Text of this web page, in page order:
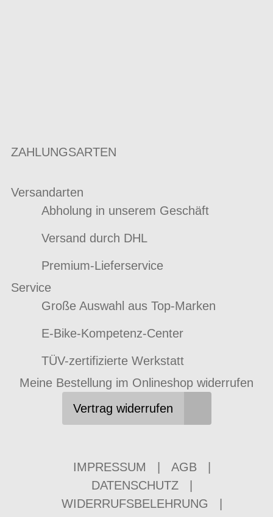
ZAHLUNGSARTEN
Versandarten
Abholung in unserem Geschäft
Versand durch DHL
Premium-Lieferservice
Service
Große Auswahl aus Top-Marken
E-Bike-Kompetenz-Center
TÜV-zertifizierte Werkstatt
Meine Bestellung im Onlineshop widerrufen
Vertrag widerrufen
IMPRESSUM AGB
DATENSCHUTZ
WIDERRUFSBELEHRUNG